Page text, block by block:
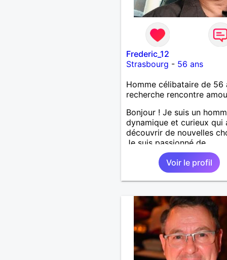
Frederic_12
Strasbourg - 56 ans
Homme célibataire de 56
recherche rencontre
Bonjour ! Je suis un
dynamique et curieux qui
découvrir de nouvelles
Je suis passionné de
sport,musique
autres J'adore passer du
avec mes proches et
des moments
Voir le profil